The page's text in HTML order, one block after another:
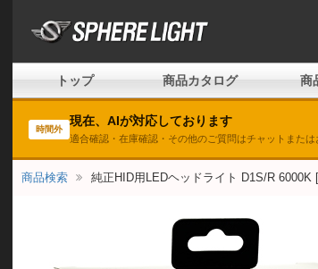
トップ 商品カタログ 商
時間外
現在、AIが対応しております
適合確認・在庫確認・その他のご質問はチャットまたは
商品検索 純正HID用LEDヘッドライト D1S/R 6000K